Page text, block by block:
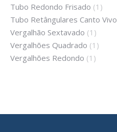
Tubo Redondo Frisado (1)
Tubo Retângulares Canto Vivo
Vergalhão Sextavado (1)
Vergalhões Quadrado (1)
Vergalhões Redondo (1)